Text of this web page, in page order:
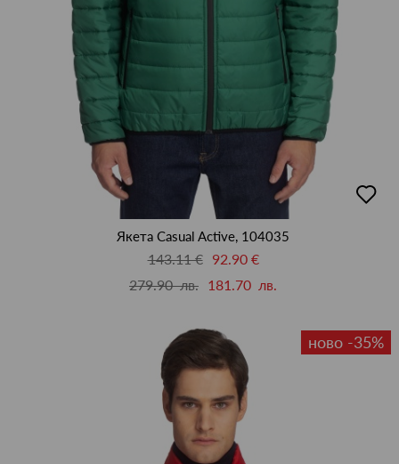
в
Якета Casual Active, 104035
143.11 €
92.90 €
279.90 лв. 181.70 лв.
ново -35%